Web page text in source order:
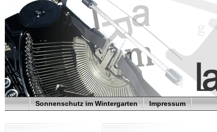
Sonnenschutz im Wintergarten Impressum